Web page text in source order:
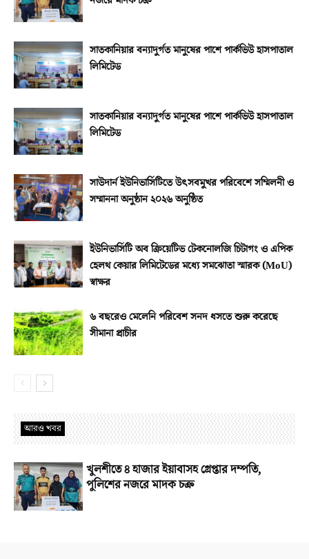
সাতকানিয়ার বন্যাদুর্গত মানুষের পাশে পার্কভিউ হাসপাতাল
লিমিটেড
সাতকানিয়ার বন্যাদুর্গত মানুষের পাশে পার্কভিউ হাসপাতাল
লিমিটেড
সাউদার্ন ইউনিভার্সিটিতে উৎসবমুখর পরিবেশে সম্মিলনী ও
সম্মাননা অনুষ্ঠান ২০২৬ অনুষ্ঠিত
ইউনিভার্সিটি অব ক্রিয়েটিভ টেকনোলজি চিটাগং ও এপিক
হেলথ কেয়ার লিমিটেডের মধ্যে সমঝোতা স্মারক (MoU)
স্বাক্ষর
৬ বছরেও মেলেনি পরিবেশ সনদ ধসতে শুরু করেছে
সীমানা প্রাচীর
আরও খবর
খুলশীতে ৪ হাজার ইয়াবাসহ গ্রেপ্তার দম্পতি,
পুলিশের নজরে মাদক চক্র